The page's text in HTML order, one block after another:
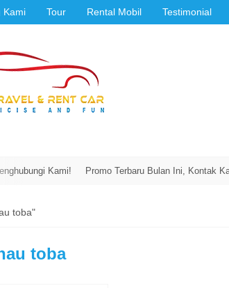
Kami Tour Rental Mobil Testimonial
Kami! Promo Terbaru Bulan Ini, Kontak Kami
toba"
toba